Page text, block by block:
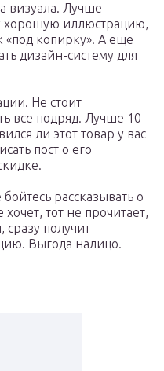
визуала. Лучше
хорошую иллюстрацию,
«под копирку». А еще
дизайн-систему для
Не стоит
все подряд. Лучше 10
ли этот товар у вас
пост о его
рассказывать о
тот не прочитает,
сразу получит
Выгода налицо.